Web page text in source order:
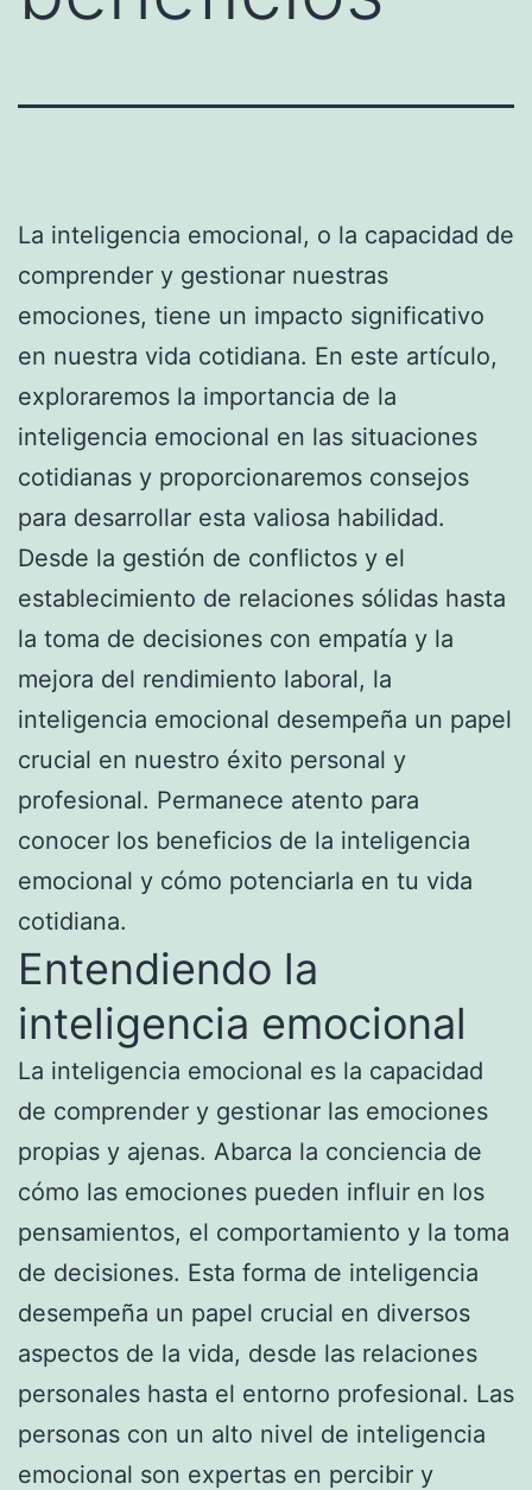
La inteligencia emocional, o la capacidad de
comprender y gestionar nuestras
emociones, tiene un impacto significativo
en nuestra vida cotidiana. En este artículo,
exploraremos la importancia de la
inteligencia emocional en las situaciones
cotidianas y proporcionaremos consejos
para desarrollar esta valiosa habilidad.
Desde la gestión de conflictos y el
establecimiento de relaciones sólidas hasta
la toma de decisiones con empatía y la
mejora del rendimiento laboral, la
inteligencia emocional desempeña un papel
crucial en nuestro éxito personal y
profesional. Permanece atento para
conocer los beneficios de la inteligencia
emocional y cómo potenciarla en tu vida
cotidiana.
Entendiendo la
inteligencia emocional
La inteligencia emocional es la capacidad
de comprender y gestionar las emociones
propias y ajenas. Abarca la conciencia de
cómo las emociones pueden influir en los
pensamientos, el comportamiento y la toma
de decisiones. Esta forma de inteligencia
desempeña un papel crucial en diversos
aspectos de la vida, desde las relaciones
personales hasta el entorno profesional. Las
personas con un alto nivel de inteligencia
emocional son expertas en percibir y